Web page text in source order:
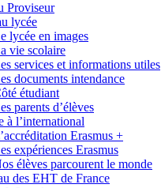
Proviseur
lycée
lycée en images
vie scolaire
services et informations utiles
documents intendance
étudiant
parents d’élèves
à l’international
Erasmus +
expériences Erasmus
élèves parcourent le monde
des EHT de France